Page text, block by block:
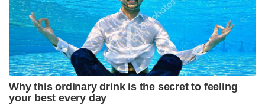
Why this ordinary drink is the secret to feeling
your best every day